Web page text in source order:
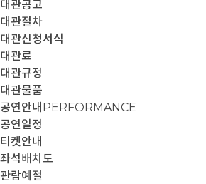
대관공고
대관절차
대관신청서식
대관료
대관규정
대관물품
공연안내 PERFORMANCE
공연일정
티켓안내
좌석배치도
관람예절